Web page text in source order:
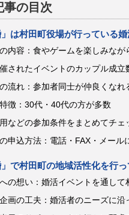
事の目次
」は村田町役場が行っている
内容：食やゲームを楽しみなが
されたイベントのカップル成立
流れ：参加者同士が仲良くなれ
徴：30代・40代の方が多数
などの参加条件をまとめてチェ
申込方法：電話・FAX・メール
」で村田町の地域活性化を行
の想い：婚活イベントを通して
画の工夫：婚活者のニーズに沿